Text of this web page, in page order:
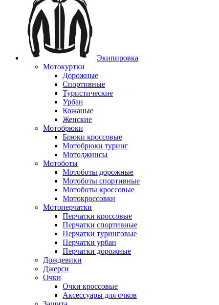
Экипировка
Мотокуртки
Дорожные
Спортивные
Туристические
Урбан
Кожаные
Женские
Мотобрюки
Брюки кроссовые
Мотобрюки туринг
Мотоджинсы
Мотоботы
Мотоботы дорожные
Мотоботы спортивные
Мотоботы кроссовые
Мотокроссовки
Мотоперчатки
Перчатки кроссовые
Перчатки спортивные
Перчатки туринговые
Перчатки урбан
Перчатки дорожные
Дождевики
Джерси
Очки
Очки кроссовые
Аксессуары для очков